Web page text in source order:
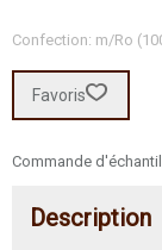
Confection: m/Ro
Favoris
Commande
Description